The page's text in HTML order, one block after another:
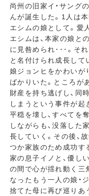
尚州の旧家イ・サング
んが誕生した。1人は
エシムの娘として。愛
エシムは、本家の娘と
に見咎められ･･･。そ
と名付けられ成長して
娘ジョンヒをかわいが
ばかりいた。ところが
財産を持ち逃げし、同
しまうという事件が起
平穏を壊し、すべてを
しながらも、没落した
長していく。その後、
つか家族のため成功す
家の息子イノと、優し
の間で心が揺れ動く三
なったもう一人の娘・
捨てた母に再び巡りあ